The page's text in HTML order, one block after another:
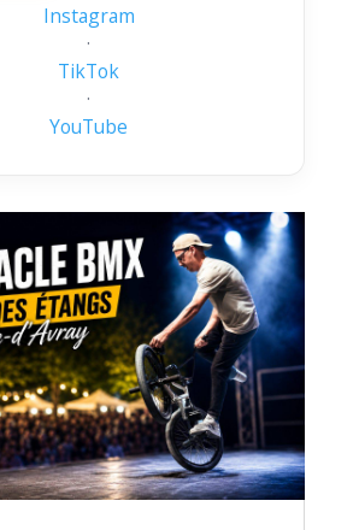
Instagram
·
TikTok
·
YouTube